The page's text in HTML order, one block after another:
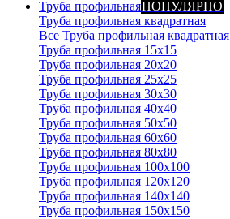
Труба профильнаяПОПУЛЯРНО
Труба профильная квадратная
Все Труба профильная квадратная
Труба профильная 15х15
Труба профильная 20x20
Труба профильная 25x25
Труба профильная 30x30
Труба профильная 40x40
Труба профильная 50x50
Труба профильная 60x60
Труба профильная 80x80
Труба профильная 100x100
Труба профильная 120x120
Труба профильная 140х140
Труба профильная 150х150